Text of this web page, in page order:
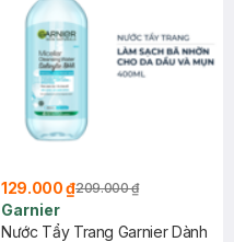
129.000 ₫209.000 ₫
Garnier
Nước Tẩy Trang Garnier Dành